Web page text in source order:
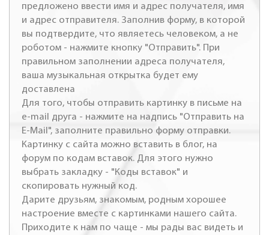
предложено ввести имя и адрес получателя, имя
и адрес отправителя. Заполнив форму, в которой
вы подтвердите, что являетесь человеком, а не
роботом - нажмите кнопку "Отправить". При
правильном заполнении адреса получателя,
ваша музыкальная открытка будет ему
доставлена
Для того, чтобы отправить картинку в письме на
e-mail друга - нажмите на надпись "Отправить на
E-Mail", заполните правильно форму отправки.
Картинку с сайта можно вставить в блог, на
форум по кодам вставок. Для этого нужно
выбрать закладку - "Коды вставок" и
скопировать нужный код.
Дарите друзьям, знакомым, родным хорошее
настроение вместе с картинками нашего сайта.
Приходите к нам по чаще - мы рады вас видеть и